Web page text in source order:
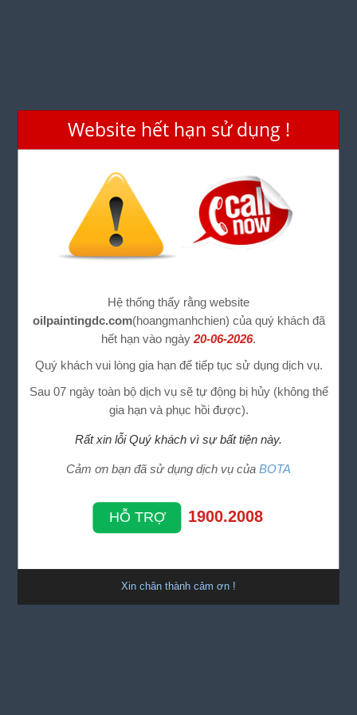
Website hết hạn sử dụng !
Hệ thống thấy rằng website
oilpaintingdc.com(hoangmanhchien) của quý khách đã
hết hạn vào ngày20-06-2026.
Quý khách vui lòng gia hạn để tiếp tục sử dụng dịch vụ.
Sau 07 ngày toàn bộ dịch vụ sẽ tự động bị hủy (không thể
gia hạn và phục hồi được).
Rất xin lỗi Quý khách vì sự bất tiện này.
Cảm ơn bạn đã sử dụng dịch vụ của BOTA
HỖ TRỢ 1900.2008
Xin chân thành cảm ơn !